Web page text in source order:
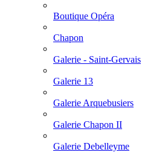
Boutique Opéra
Chapon
Galerie - Saint-Gervais
Galerie 13
Galerie Arquebusiers
Galerie Chapon II
Galerie Debelleyme